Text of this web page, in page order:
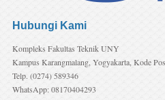
Hubungi Kami
Kompleks Fakultas Teknik UNY
Kampus Karangmalang, Yogyakarta, Kode
Telp. (0274) 589346
WhatsApp: 08170404293